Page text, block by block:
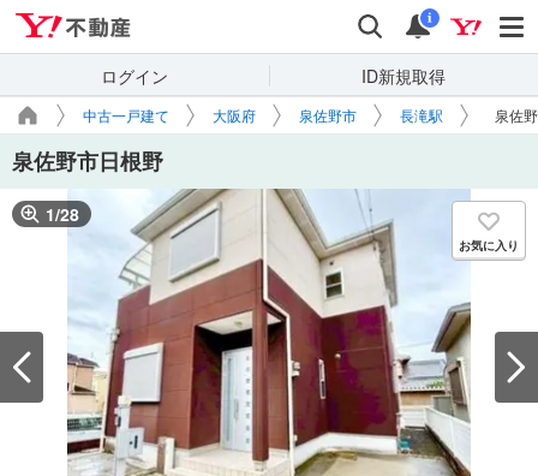
検索 通知
i
ログイン ID新規取得
中古一戸建て 大阪府 泉佐野市 長滝駅 泉佐
泉佐野市日根野
1/28
お気に入り